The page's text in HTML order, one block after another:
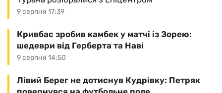
9 серпня 17:39
9 серпня 14:50
Кривбас зробив камбек у матчі із Зорею:
шедеври від Герберта та Наві
Лівий Берег не дотиснув Кудрівку: Петряк